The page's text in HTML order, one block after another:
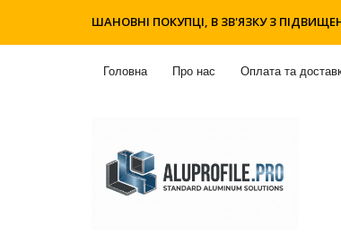
ШАНОВНІ ПОКУПЦІ, В ЗВ'ЯЗКУ З
Головна Про нас Оплата та